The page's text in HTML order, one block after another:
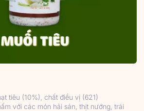
tiêu (10%), chất điều vị (621)
với các món hải sản, thịt nướng, trái